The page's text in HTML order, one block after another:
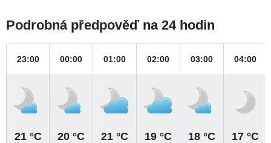
Podrobná předpověď na 24 hodin
23:00
21 °C
00:00
20 °C
01:00
21 °C
02:00
19 °C
03:00
18 °C
04:00
17 °C